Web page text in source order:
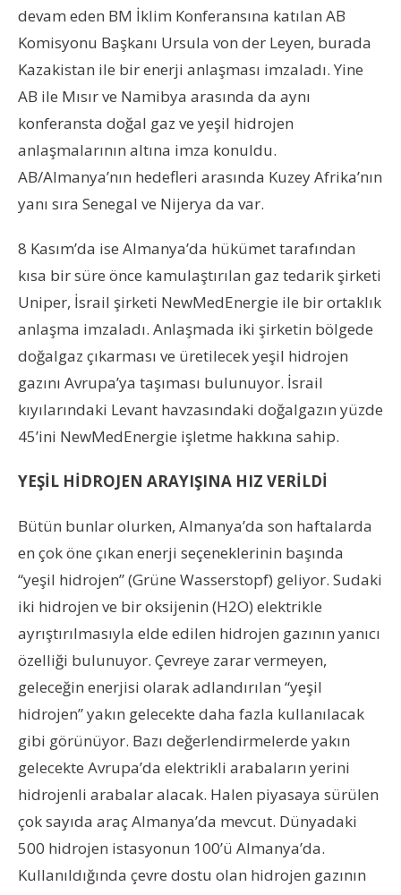
devam eden BM İklim Konferansına katılan AB
Komisyonu Başkanı Ursula von der Leyen, burada
Kazakistan ile bir enerji anlaşması imzaladı. Yine
AB ile Mısır ve Namibya arasında da aynı
konferansta doğal gaz ve yeşil hidrojen
anlaşmalarının altına imza konuldu.
AB/Almanya’nın hedefleri arasında Kuzey Afrika’nın
yanı sıra Senegal ve Nijerya da var.
8 Kasım’da ise Almanya’da hükümet tarafından
kısa bir süre önce kamulaştırılan gaz tedarik şirketi
Uniper, İsrail şirketi NewMedEnergie ile bir ortaklık
anlaşma imzaladı. Anlaşmada iki şirketin bölgede
doğalgaz çıkarması ve üretilecek yeşil hidrojen
gazını Avrupa’ya taşıması bulunuyor. İsrail
kıyılarındaki Levant havzasındaki doğalgazın yüzde
45’ini NewMedEnergie işletme hakkına sahip.
YEŞİL HİDROJEN ARAYIŞINA HIZ VERİLDİ
Bütün bunlar olurken, Almanya’da son haftalarda
en çok öne çıkan enerji seçeneklerinin başında
“yeşil hidrojen” (Grüne Wasserstopf) geliyor. Sudaki
iki hidrojen ve bir oksijenin (H2O) elektrikle
ayrıştırılmasıyla elde edilen hidrojen gazının yanıcı
özelliği bulunuyor. Çevreye zarar vermeyen,
geleceğin enerjisi olarak adlandırılan “yeşil
hidrojen” yakın gelecekte daha fazla kullanılacak
gibi görünüyor. Bazı değerlendirmelerde yakın
gelecekte Avrupa’da elektrikli arabaların yerini
hidrojenli arabalar alacak. Halen piyasaya sürülen
çok sayıda araç Almanya’da mevcut. Dünyadaki
500 hidrojen istasyonun 100’ü Almanya’da.
Kullanıldığında çevre dostu olan hidrojen gazının